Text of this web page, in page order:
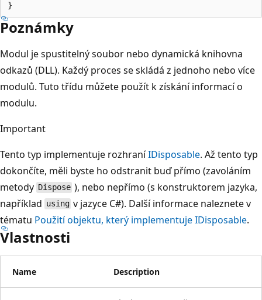
Poznámky
Modul je spustitelný soubor nebo dynamická knihovna
odkazů (DLL). Každý proces se skládá z jednoho nebo více
modulů. Tuto třídu můžete použít k získání informací o
modulu.
Important
Tento typ implementuje rozhraníIDisposable. Až tento typ
dokončíte, měli byste ho odstranit buď přímo (zavoláním
metody Dispose ), nebo nepřímo (s konstruktorem jazyka,
například using v jazyce C#). Další informace naleznete v
tématu Použití objektu, který implementuje IDisposable.
Vlastnosti
Name Description